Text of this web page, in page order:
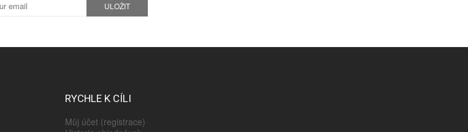
ULOŽIT
RYCHLE K CÍLI
Můj účet (registrace)